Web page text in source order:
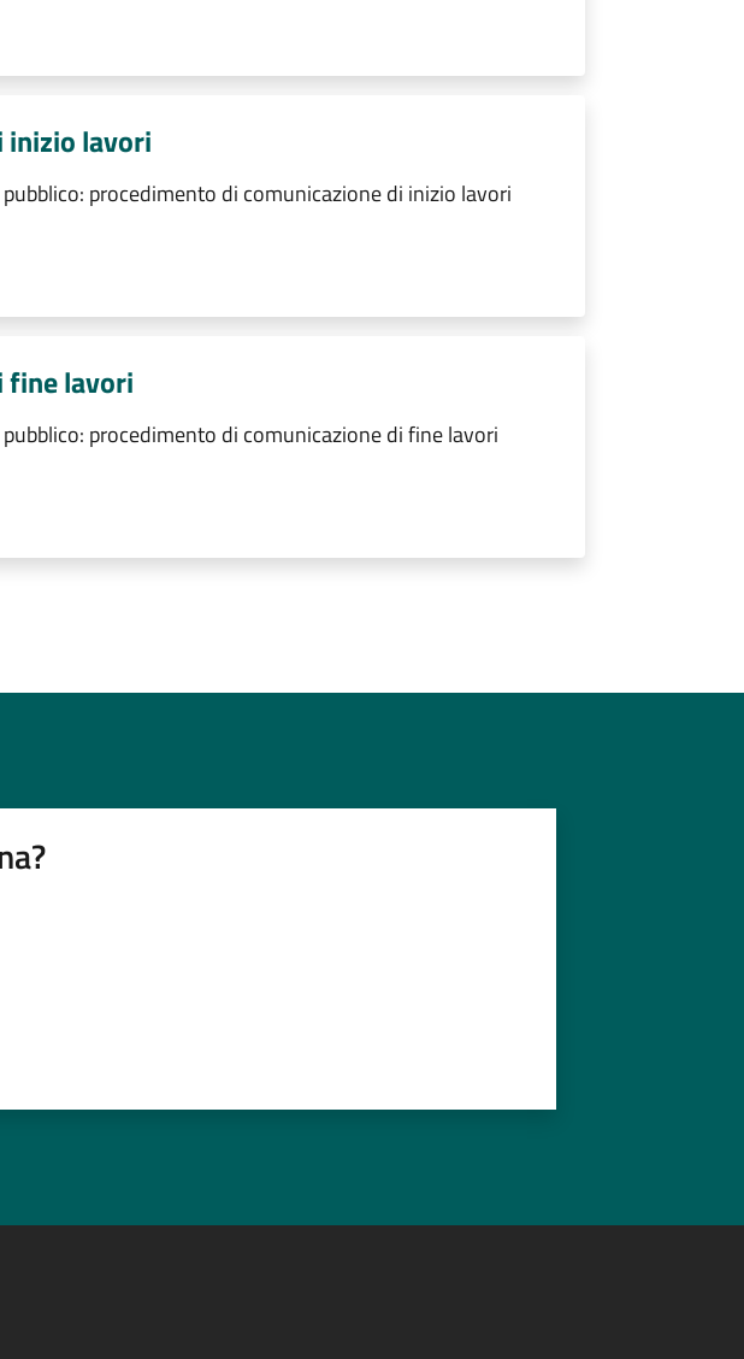
inizio lavori
procedimento di comunicazione di inizio lavori
fine lavori
procedimento di comunicazione di fine lavori